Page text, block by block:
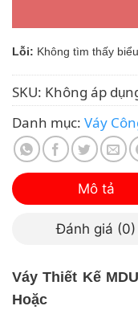
Lỗi: Không tìm thấy
SKU:Không áp
Danh mục:Váy
Mô tả
Đánh giá (0)
Váy Thiết Kế
Hoặc